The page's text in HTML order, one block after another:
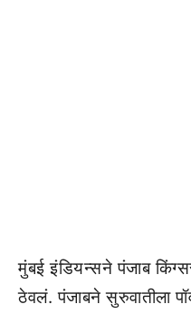
मुंबई इंडियन्सने पंजाब
ठेवलं. पंजाबने सुरुवातीला